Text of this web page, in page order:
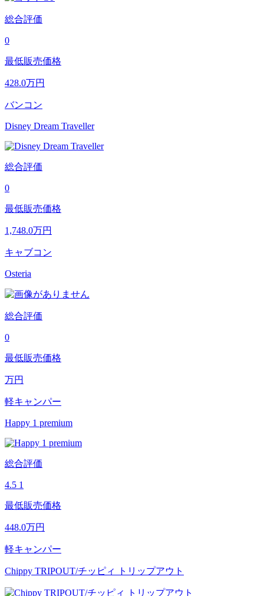
総合評価
0
最低販売価格
428.0万円
バンコン
Disney Dream Traveller
総合評価
0
最低販売価格
1,748.0万円
キャブコン
Osteria
総合評価
0
最低販売価格
万円
軽キャンパー
Happy 1 premium
総合評価
4.5 1
最低販売価格
448.0万円
軽キャンパー
Chippy TRIPOUT/チッピィ トリップアウト